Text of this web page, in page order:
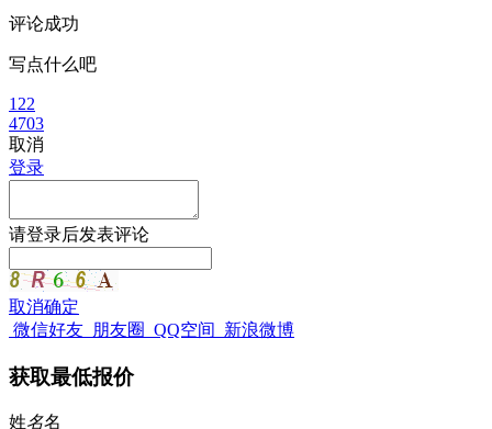
评论成功
写点什么吧
122
4703
取消
登录
请登录后发表评论
取消确定
微信好友 朋友圈 QQ空间 新浪微博
获取最低报价
姓名名